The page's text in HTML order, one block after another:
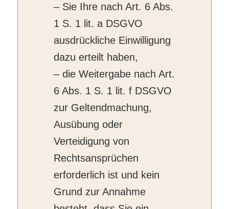
– Sie Ihre nach Art. 6 Abs.
1 S. 1 lit. a DSGVO
ausdrückliche Einwilligung
dazu erteilt haben,
– die Weitergabe nach Art.
6 Abs. 1 S. 1 lit. f DSGVO
zur Geltendmachung,
Ausübung oder
Verteidigung von
Rechtsansprüchen
erforderlich ist und kein
Grund zur Annahme